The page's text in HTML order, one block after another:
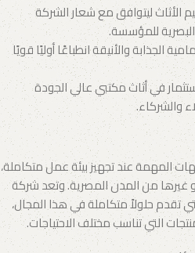
الأثاث ليتوافق مع شعار الشركة
البصرية للمؤسسة.
الجذابة والأنيقة انطباعًا أوليًا قويًا
في أثاث مكتبي عالي الجودة
والشركاء.
المهمة عند تجهيز بيئة عمل متكاملة،
غيرها من المدن المصرية. وتعد شركة
تقدم حلولاً متكاملة في هذا المجال،
التي تناسب مختلف الاحتياجات.